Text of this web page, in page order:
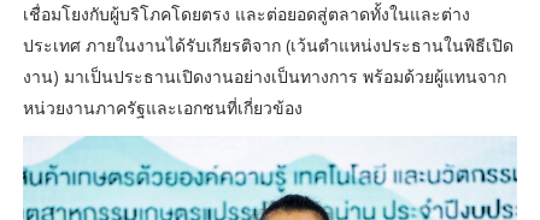
เชื่อมโยงกับผู้บริโภคโดยตรง และต่อยอดสู่ตลาดทั้งในและต่าง
ประเทศ ภายในงานได้รับเกียรติจาก (เว้นตำแหน่งประธานในพิธีเปิด
งาน) มาเป็นประธานเปิดงานอย่างเป็นทางการ พร้อมด้วยผู้แทนจาก
หน่วยงานภาครัฐและเอกชนที่เกี่ยวข้อง